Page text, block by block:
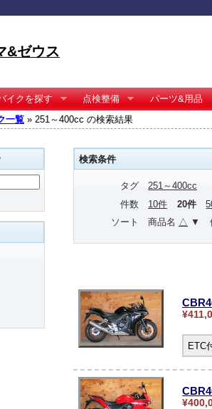
&ゼウス
イクを探す 点検整備
パーツ&用品
一覧 » 251～400cc の検索結果
検索条件
タグ
251～400cc
件数
10件 20件
ソート
商品名 △ ▼
ETC